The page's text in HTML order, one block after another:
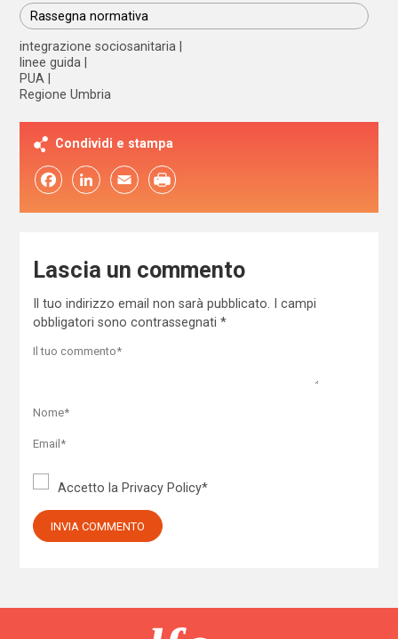
Rassegna normativa
integrazione sociosanitaria
linee guida
PUA
Regione Umbria
Condividi e stampa
FacebookLinkedIn Email
Lascia un commento
Il tuo indirizzo email non sarà pubblicato.
I campi
obbligatori sono contrassegnati *
Accetto la Privacy Policy*